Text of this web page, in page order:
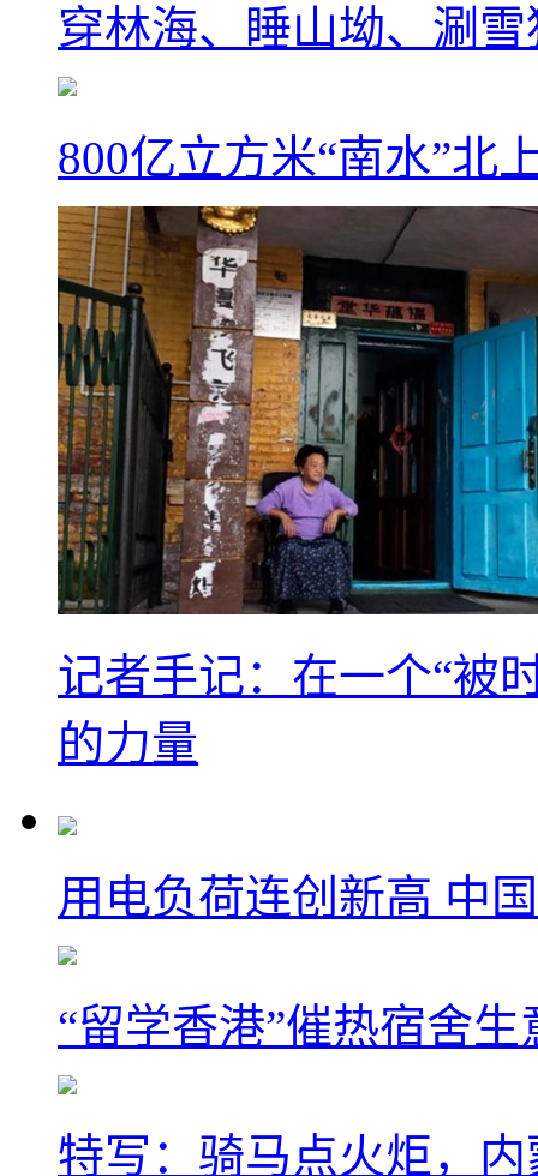
穿林海、睡山坳、涮
800亿立方米“南水”北
记者手记：在一个“被
的力量
用电负荷连创新高 中
“留学香港”催热宿舍
特写：骑马点火炬，